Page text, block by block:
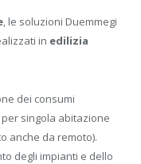
, le soluzioni Duemmegi
in edilizia
dei consumi
singola abitazione
anche da remoto).
degli impianti e dello